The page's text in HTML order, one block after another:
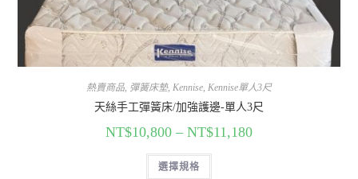
熱賣商品, 彈簧床墊, Kennise, Kennise單人3尺
天絲手工彈簧床/加強護邊-單人3尺
NT$10,800 – NT$11,180
選擇規格